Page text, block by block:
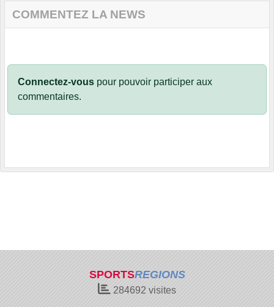
COMMENTEZ LA NEWS
Connectez-vous pour pouvoir participer aux
commentaires.
SPORTSREGIONS
284692 visites